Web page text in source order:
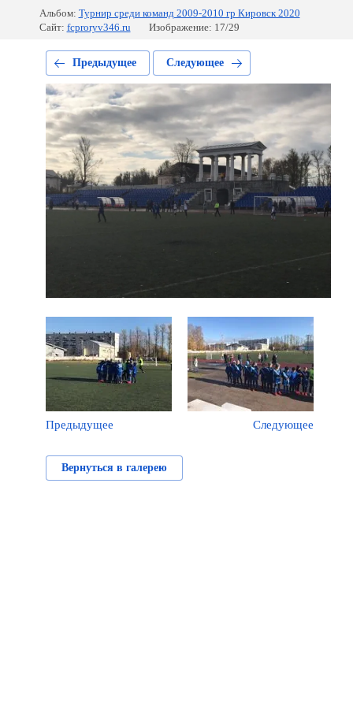
Альбом: Турнир среди команд 2009-2010 гр Кировск 2020
Сайт: fcproryv346.ru Изображение: 17/29
Предыдущее Следующее
Предыдущее Следующее
Вернуться в галерею